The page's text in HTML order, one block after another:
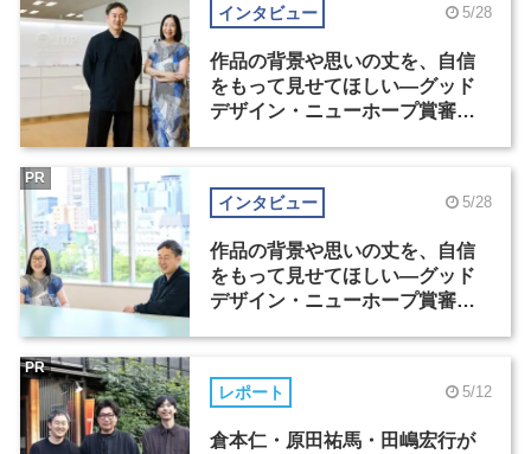
インタビュー 5/28
作品の背景や思いの丈を、自信
をもって見せてほしい―グッド
デザイン・ニューホープ賞審査
インタビュー 5/28
作品の背景や思いの丈を、自信
をもって見せてほしい―グッド
デザイン・ニューホープ賞審査
PR
レポート 5/12
倉本仁・原田祐馬・田嶋宏行が
PR